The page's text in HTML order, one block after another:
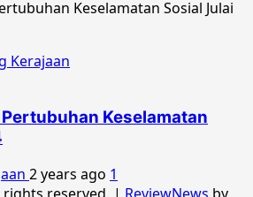
Kerajaan
Keselamatan
2 years ago 1
reserved. | ReviewNews by